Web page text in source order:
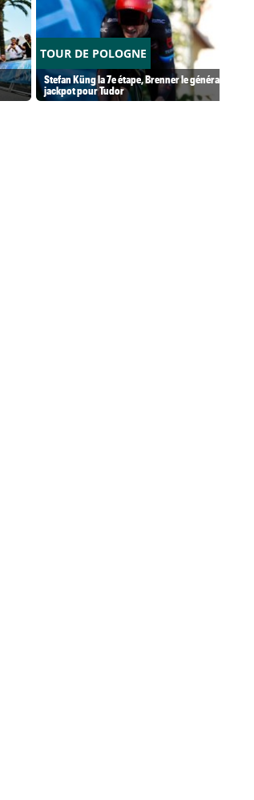
TOUR DE POLOGNE
Stefan Küng la 7e étape, Brenner le général...
jackpot pour Tudor